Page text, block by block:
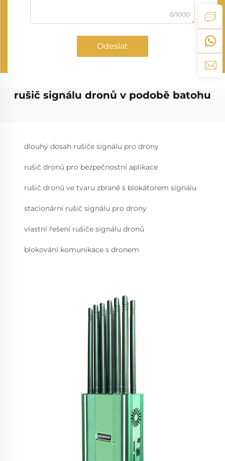
0/1000
Odeslat
rušič signálu dronů v podobě batohu
dlouhý dosah rušiče signálu pro drony
rušič dronů pro bezpečnostní aplikace
rušič dronů ve tvaru zbraně s blokátorem signálu
stacionární rušič signálu pro drony
vlastní řešení rušiče signálu dronů
blokování komunikace s dronem